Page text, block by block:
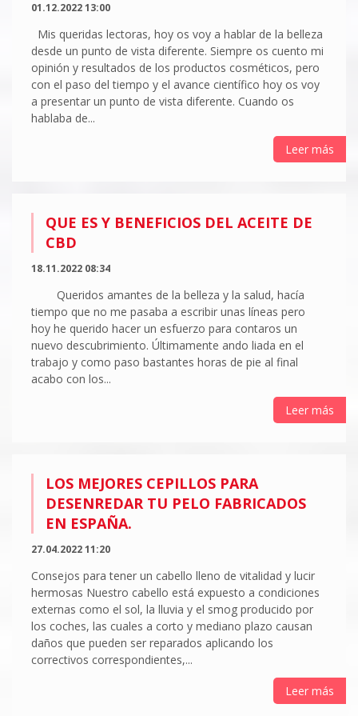
01.12.2022 13:00
Mis queridas lectoras, hoy os voy a hablar de la belleza
desde un punto de vista diferente. Siempre os cuento mi
opinión y resultados de los productos cosméticos, pero
con el paso del tiempo y el avance científico hoy os voy
a presentar un punto de vista diferente. Cuando os
hablaba de...
Leer más
QUE ES Y BENEFICIOS DEL ACEITE DE
CBD
18.11.2022 08:34
Queridos amantes de la belleza y la salud, hacía
tiempo que no me pasaba a escribir unas líneas pero
hoy he querido hacer un esfuerzo para contaros un
nuevo descubrimiento. Últimamente ando liada en el
trabajo y como paso bastantes horas de pie al final
acabo con los...
Leer más
LOS MEJORES CEPILLOS PARA
DESENREDAR TU PELO FABRICADOS
EN ESPAÑA.
27.04.2022 11:20
Consejos para tener un cabello lleno de vitalidad y lucir
hermosas Nuestro cabello está expuesto a condiciones
externas como el sol, la lluvia y el smog producido por
los coches, las cuales a corto y mediano plazo causan
daños que pueden ser reparados aplicando los
correctivos correspondientes,...
Leer más